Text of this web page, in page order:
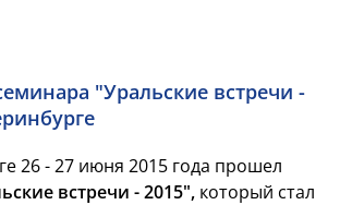
"Уральские встречи -
26 - 27 июня 2015 года прошел
встречи - 2015", который стал